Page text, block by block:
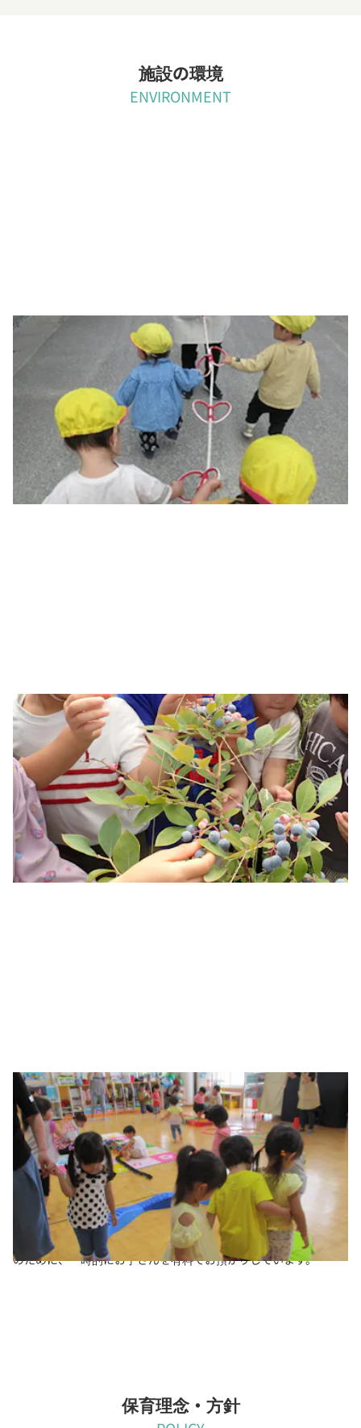
施設の環境
ENVIRONMENT
日当たり良く、あたたかな雰囲気の施設です
＊住宅地の中に位置し、園舎は間口が南向きで、日当たりがよく
あたたかな雰囲気です。
＊近隣には公園が複数あり、０歳児から、お散歩車や徒歩による
近隣散歩で、自然に親しんでいます。また、3歳児クラスからはセ
ントラルパークまで往復3㎞かけて歩くことが楽しみの１つになっ
ています。
野菜の生長を身近に感じる環境です
＊園庭にある『ひかりっこ菜園』で、10種類ほどの野菜を植えて
います。子どもたちも菜園活動に加わり、水やり、観察し、野菜
の生長を喜ぶ姿が日常にあります。収穫野菜を調理につなげてい
るので、食べ物を頂くことの大切さを実感し、給食に使われてい
る食材を話題にしたり、日常的に野菜や食材に関心が持つことが
できる環境です。
地域の子育て支援「園庭開放」「一時預かり」実施中
■子育て支援＆園庭開放「ひだまりくらぶ」実施中です。
5月ー1月の金曜日、地域の未就園親子を対象に、園庭・保育室を
予約制で開放しています。育児不安の解消や同年齢の子ども達と
遊びながら、園生活を知って頂くきっかけ作りにしています。
■未就園児の「一時預かり」実施中です。
保護者の仕事や用事（病気・冠婚葬祭・介護等）・他の事情の方
のために、一時的にお子さんを有料でお預かりしています。
保育理念・方針